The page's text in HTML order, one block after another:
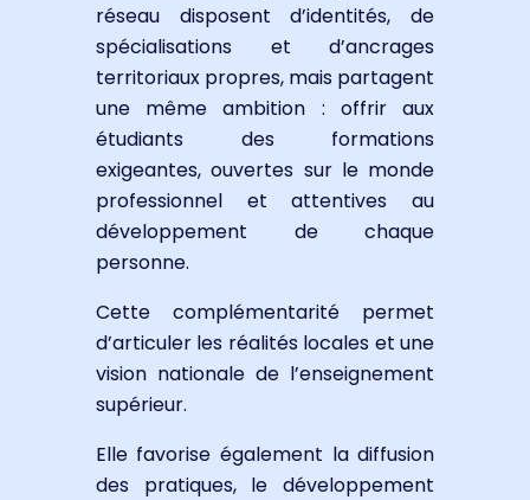
réseau disposent d’identités, de
spécialisations et d’ancrages
territoriaux propres, mais partagent
une même ambition : offrir aux
étudiants des formations
exigeantes, ouvertes sur le monde
professionnel et attentives au
développement de chaque
personne.
Cette complémentarité permet
d’articuler les réalités locales et une
vision nationale de l’enseignement
supérieur.
Elle favorise également la diffusion
des pratiques, le développement